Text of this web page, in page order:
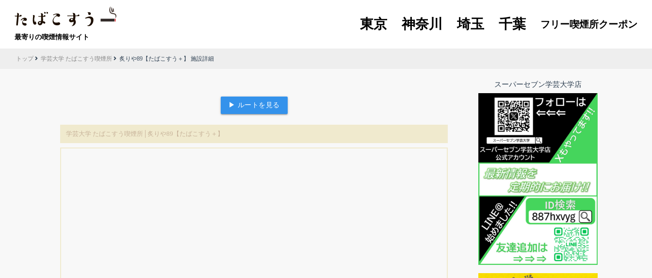
最寄りの喫煙情報サイト
東京 神奈川 埼玉 千葉 フリー喫煙所クーポン
トップ 学芸大学 たばこすう喫煙所 炙りや89【たばこすう＋】 施設詳細
▶ ルートを見る
学芸大学 たばこすう喫煙所│炙りや89【たばこすう＋】
スーパーセブン学芸大学店